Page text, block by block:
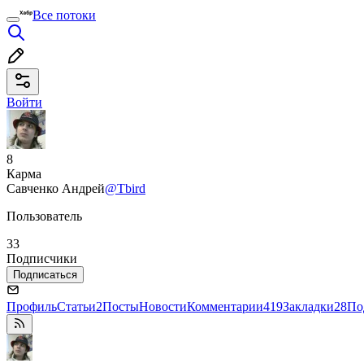
Все потоки
Войти
8
Карма
Савченко Андрей@Tbird
Пользователь
33
Подписчики
Подписаться
ПрофильСтатьи2ПостыНовостиКомментарии419Закладки28